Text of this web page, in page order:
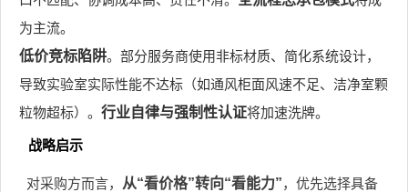
为主流。
低价竞标陷阱。部分服务商使用非标材质、简化系统设计，
导致实验室实际性能不达标（如通风柜面风速不足、洁净室颗
粒物超标）。 行业自律与强制性认证将加速洗牌。
战略启示
对采购方而言， 从“看价格”转向“看能力”，优先选择具备